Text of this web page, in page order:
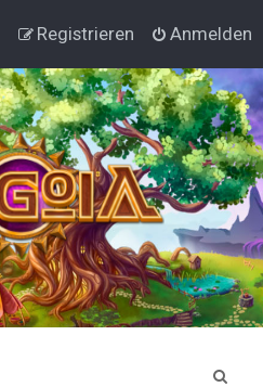
Anmelden
Registrieren